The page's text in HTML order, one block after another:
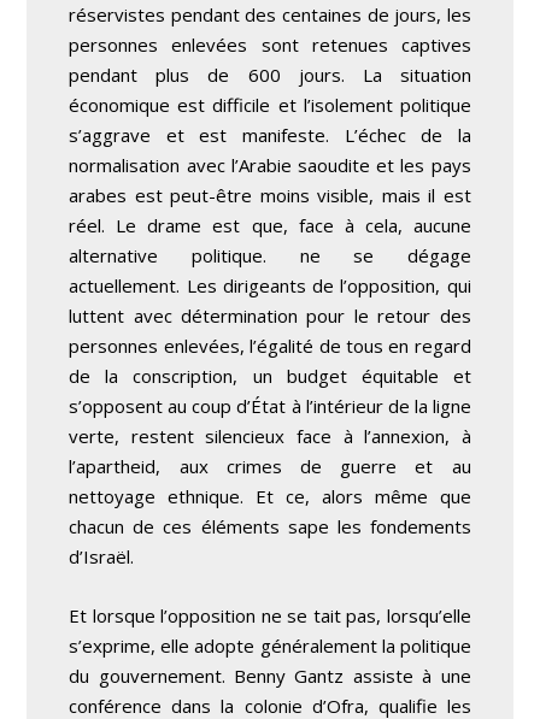
réservistes pendant des centaines de jours, les
personnes enlevées sont retenues captives
pendant plus de 600 jours. La situation
économique est difficile et l’isolement politique
s’aggrave et est manifeste. L’échec de la
normalisation avec l’Arabie saoudite et les pays
arabes est peut-être moins visible, mais il est
réel. Le drame est que, face à cela, aucune
alternative politique. ne se dégage
actuellement. Les dirigeants de l’opposition, qui
luttent avec détermination pour le retour des
personnes enlevées, l’égalité de tous en regard
de la conscription, un budget équitable et
s’opposent au coup d’État à l’intérieur de la ligne
verte, restent silencieux face à l’annexion, à
l’apartheid, aux crimes de guerre et au
nettoyage ethnique. Et ce, alors même que
chacun de ces éléments sape les fondements
d’Israël.
Et lorsque l’opposition ne se tait pas, lorsqu’elle
s’exprime, elle adopte généralement la politique
du gouvernement. Benny Gantz assiste à une
conférence dans la colonie d’Ofra, qualifie les